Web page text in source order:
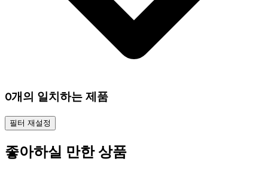
0개의 일치하는 제품
필터 재설정
좋아하실 만한 상품